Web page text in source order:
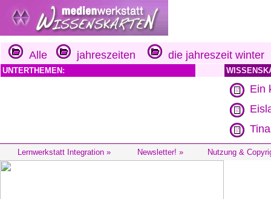
Alle jahreszeiten die jahreszeit winter
UNTERTHEMEN:
Ein
Lernwerkstatt Integration » Newsletter! » Nutzung &